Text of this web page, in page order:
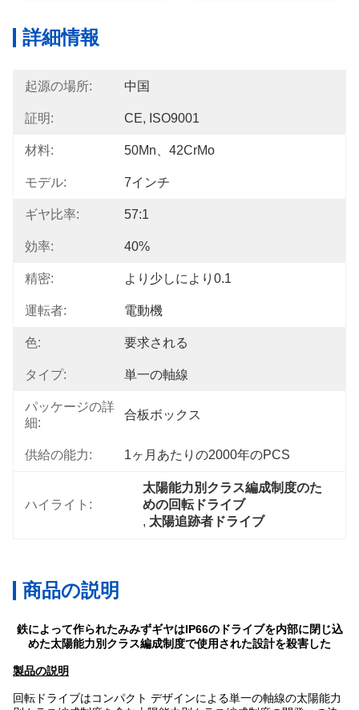
詳細情報
起源の場所: 中国
証明: CE, ISO9001
材料: 50Mn、42CrMo
モデル: 7インチ
ギヤ比率: 57:1
効率: 40%
精密: より少しにより0.1
運転者: 電動機
色: 要求される
タイプ: 単一の軸線
パッケージの詳
細:
合板ボックス
供給の能力: 1ヶ月あたりの2000年のPCS
ハイライト:
太陽能力別クラス編成制度のた
めの回転ドライブ
, 太陽追跡者ドライブ
商品の説明
鉄によって作られたみみずギヤはIP66のドライブを内部に閉じ込
めた太陽能力別クラス編成制度で使用された設計を殺害した
製品の説明
回転ドライブはコンパクト デザインによる単一の軸線の太陽能力